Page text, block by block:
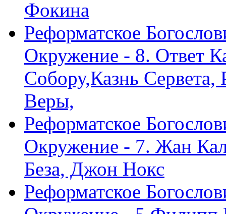
Фокина
Реформатское
Окружение - 8. Ответ
Собору,Казнь Сервета,
Веры,
Реформатское
Окружение - 7. Жан
Беза, Джон Нокс
Реформатское